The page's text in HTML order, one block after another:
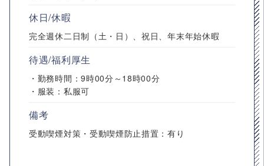
休日/休暇
完全週休二日制（土・日）、祝日、年末年始休暇
待遇/福利厚生
・勤務時間：9時00分～18時00分
・服装：私服可
備考
受動喫煙対策・受動喫煙防止措置：有り